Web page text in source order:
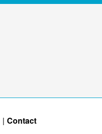
Contact